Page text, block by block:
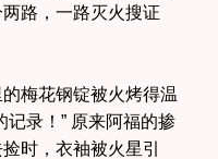
路，一路灭火搜证
梅花钢锭被火烤得温
记录！” 原来阿福的掺
时，衣袖被火星引